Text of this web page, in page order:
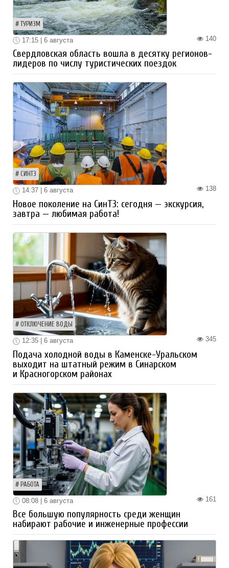
ТУРИЗМ
140
17:15 | 6 августа
Свердловская область вошла в десятку регионов-
лидеров по числу туристических поездок
СИНТЗ
138
14:37 | 6 августа
Новое поколение на СинТЗ: сегодня — экскурсия,
завтра — любимая работа!
ОТКЛЮЧЕНИЕ ВОДЫ
345
12:35 | 6 августа
Подача холодной воды в Каменске-Уральском
выходит на штатный режим в Синарском
и Красногорском районах
РАБОТА
161
08:08 | 6 августа
Все большую популярность среди женщин
набирают рабочие и инженерные профессии